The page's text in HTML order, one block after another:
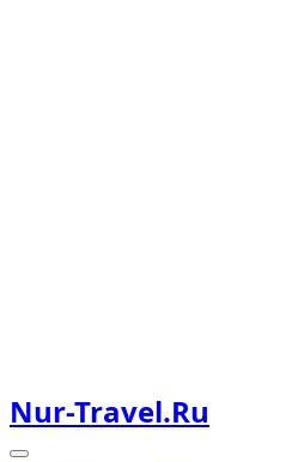
Nur-Travel.ru